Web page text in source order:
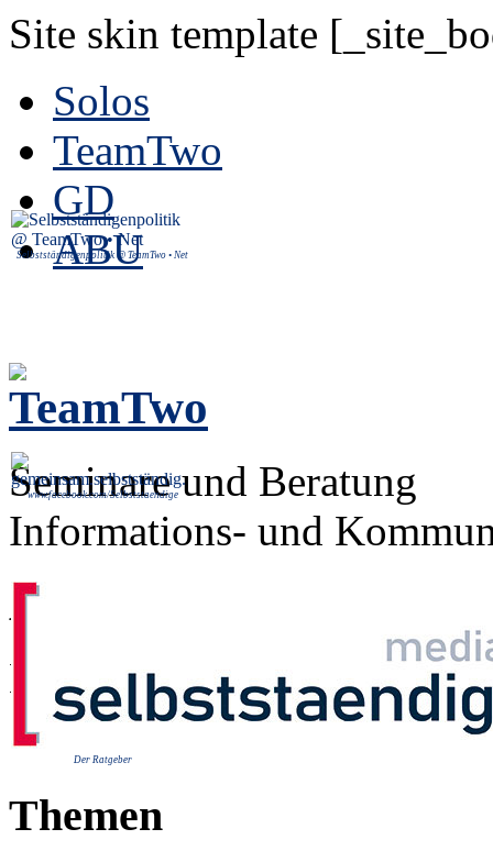
Site skin template
Solos
TeamTwo
GD
ABU
Seminare und Beratung
Informations- und
Selbstständigenpolitik @ TeamTwo • Net
www.facebook.com/Selbststaendige
Der Ratgeber
Archiv für: "Mai 2023"
Entschuldigung, es gibt
Themen